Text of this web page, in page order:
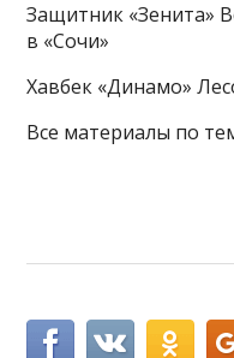
Защитник «Зенита»
в «Сочи»
Хавбек «Динамо»
Все материалы по